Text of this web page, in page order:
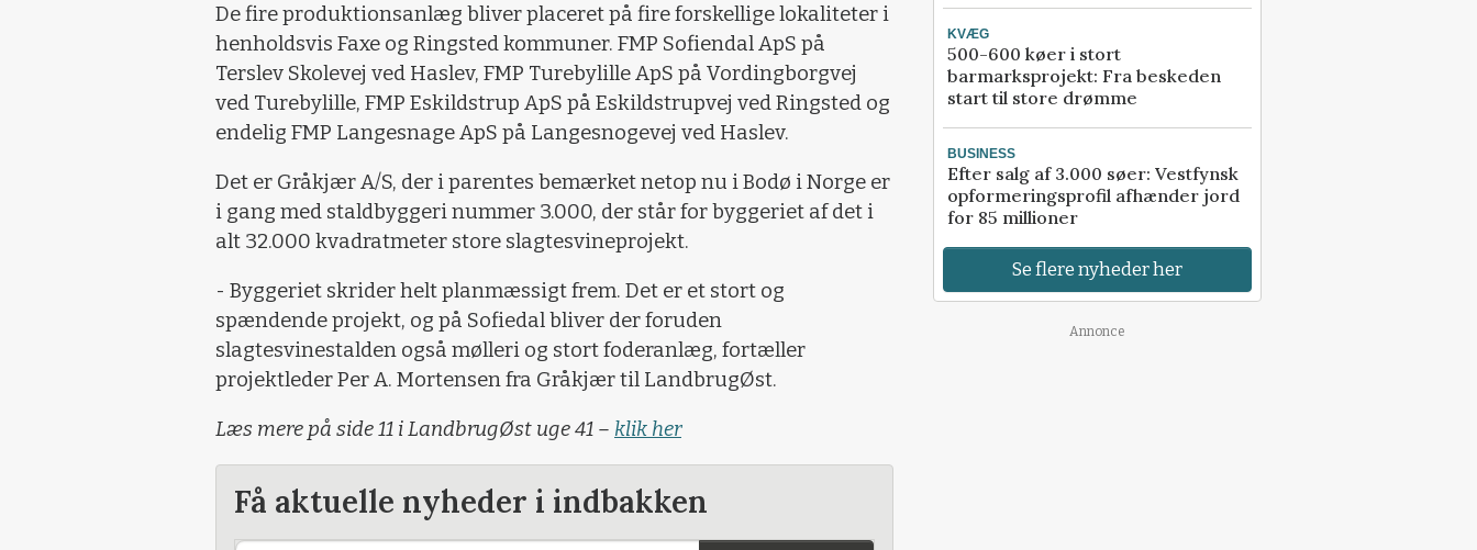
De fire produktionsanlæg bliver placeret på fire forskellige lokaliteter i
henholdsvis Faxe og Ringsted kommuner. FMP Sofiendal ApS på
Terslev Skolevej ved Haslev, FMP Turebylille ApS på Vordingborgvej
ved Turebylille, FMP Eskildstrup ApS på Eskildstrupvej ved Ringsted og
endelig FMP Langesnage ApS på Langesnogevej ved Haslev.
Det er Gråkjær A/S, der i parentes bemærket netop nu i Bodø i Norge er
i gang med staldbyggeri nummer 3.000, der står for byggeriet af det i
alt 32.000 kvadratmeter store slagtesvineprojekt.
- Byggeriet skrider helt planmæssigt frem. Det er et stort og
spændende projekt, og på Sofiedal bliver der foruden
slagtesvinestalden også mølleri og stort foderanlæg, fortæller
projektleder Per A. Mortensen fra Gråkjær til LandbrugØst.
Læs mere på side 11 i LandbrugØst uge 41 – klik her
Få aktuelle nyheder i indbakken
KVÆG
500-600 køer i stort
barmarksprojekt: Fra beskeden
start til store drømme
BUSINESS
Efter salg af 3.000 søer: Vestfynsk
opformeringsprofil afhænder jord
for 85 millioner
Se flere nyheder her
Annonce